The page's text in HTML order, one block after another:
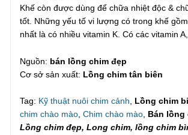
Khế còn được dùng để chữa nhiệt độc &
tốt. Những yếu tố vi lượng có trong khế
nhất là có nhiều vitamin K. Có các vitamin A,
Nguồn: bán lồng chim đẹp
Cơ sở sản xuất: Lồng chim tân biên
Tag: Kỹ thuật nuôi chim cảnh Lồng chim
chim chào mào, Chim chào mào, Bán lồng
Lồng chim đẹp, Long chim, lồng chim